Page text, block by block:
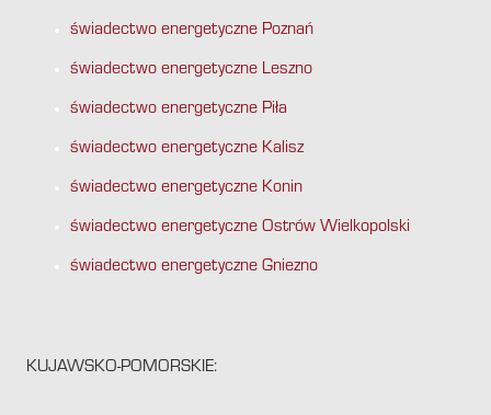
świadectwo energetyczne Poznań
świadectwo energetyczne Leszno
świadectwo energetyczne Piła
świadectwo energetyczne Kalisz
świadectwo energetyczne Konin
świadectwo energetyczne Ostrów Wielkopolski
świadectwo energetyczne Gniezno
KUJAWSKO-POMORSKIE: